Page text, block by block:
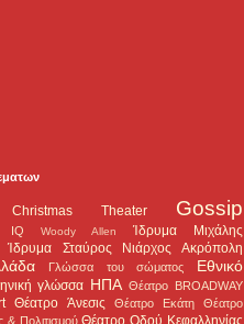
Christmas Theater Gossip
IQ Woody Allen
Ίδρυμα Μιχάλης
Ίδρυμα Σταύρος Νιάρχος Ακρόπολη
Γλώσσα του σώματος
Εθνικό
γλώσσα ΗΠΑ Θέατρο BROADWAY
Θέατρο Άνεσις Θέατρο Εκάτη
Θέατρο
& Πολιτισμού Θέατρο Οδού Κεφαλληνίας